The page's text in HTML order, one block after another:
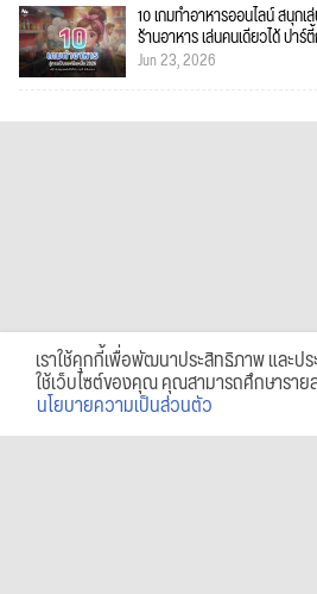
10 เกมทำอาหารออนไลน์ สนุกเ
ร้านอาหาร เล่นคนเดียวได้ ปา
Jun 23, 2026
เราใช้คุกกี้เพื่อพัฒนาประสิทธิภาพ และป
ใช้เว็บไซต์ของคุณ คุณสามารถศึกษาราย
นโยบายความเป็นส่วนตัว